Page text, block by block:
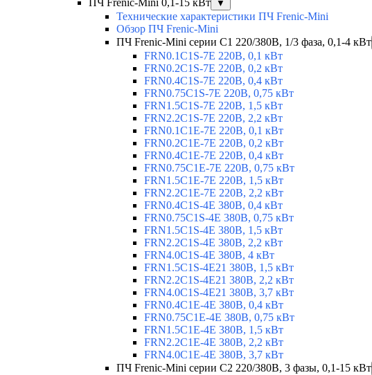
ПЧ Frenic-Mini 0,1-15 кВт ▼
Технические характеристики ПЧ Frenic-Mini
Обзор ПЧ Frenic-Mini
ПЧ Frenic-Mini серии C1 220/380В, 1/3 фаза, 0,1-4 кВт
FRN0.1C1S-7E 220В, 0,1 кВт
FRN0.2C1S-7E 220В, 0,2 кВт
FRN0.4C1S-7E 220В, 0,4 кВт
FRN0.75C1S-7E 220В, 0,75 кВт
FRN1.5C1S-7E 220В, 1,5 кВт
FRN2.2C1S-7E 220В, 2,2 кВт
FRN0.1C1E-7E 220В, 0,1 кВт
FRN0.2C1E-7E 220В, 0,2 кВт
FRN0.4C1E-7E 220В, 0,4 кВт
FRN0.75C1E-7E 220В, 0,75 кВт
FRN1.5C1E-7E 220В, 1,5 кВт
FRN2.2C1E-7E 220В, 2,2 кВт
FRN0.4C1S-4E 380В, 0,4 кВт
FRN0.75C1S-4E 380В, 0,75 кВт
FRN1.5C1S-4E 380В, 1,5 кВт
FRN2.2C1S-4E 380В, 2,2 кВт
FRN4.0C1S-4E 380В, 4 кВт
FRN1.5C1S-4E21 380В, 1,5 кВт
FRN2.2C1S-4E21 380В, 2,2 кВт
FRN4.0C1S-4E21 380В, 3,7 кВт
FRN0.4C1E-4E 380В, 0,4 кВт
FRN0.75C1E-4E 380В, 0,75 кВт
FRN1.5C1E-4E 380В, 1,5 кВт
FRN2.2C1E-4E 380В, 2,2 кВт
FRN4.0C1E-4E 380В, 3,7 кВт
ПЧ Frenic-Mini серии С2 220/380В, 3 фазы, 0,1-15 кВт